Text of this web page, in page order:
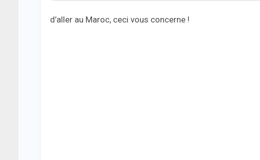
d’aller au Maroc, ceci vous concerne !